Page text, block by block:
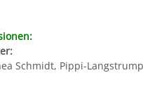
Schmidt, Pippi-